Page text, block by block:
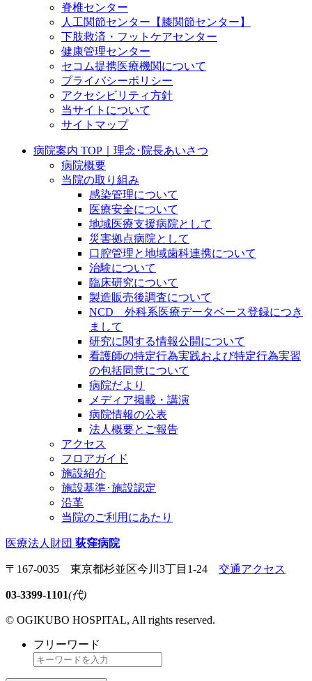
脊椎センター
人工関節センター【膝関節センター】
下肢救済・フットケアセンター
健康管理センター
セコム提携医療機関について
プライバシーポリシー
アクセシビリティ方針
当サイトについて
サイトマップ
病院案内 TOP｜理念･院長あいさつ
病院概要
当院の取り組み
感染管理について
医療安全について
地域医療支援病院として
災害拠点病院として
口腔管理と地域歯科連携について
治験について
臨床研究について
製造販売後調査について
NCD 外科系医療データベース登録につき
まして
研究に関する情報公開について
看護師の特定行為実践および特定行為実習
の包括同意について
病院だより
メディア掲載・講演
病院情報の公表
法人概要とご報告
アクセス
フロアガイド
施設紹介
施設基準･施設認定
沿革
当院のご利用にあたり
医療法人財団 荻窪病院
〒167-0035 東京都杉並区今川3丁目1-24 交通アクセス
03-3399-1101(代)
© OGIKUBO HOSPITAL, All rights reserved.
フリーワード